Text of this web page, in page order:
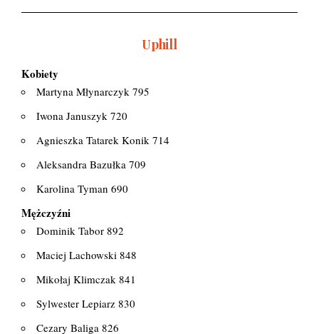
Uphill
Kobiety
Martyna Młynarczyk 795
Iwona Januszyk 720
Agnieszka Tatarek Konik 714
Aleksandra Bazułka 709
Karolina Tyman 690
Mężczyźni
Dominik Tabor 892
Maciej Lachowski 848
Mikołaj Klimczak 841
Sylwester Lepiarz 830
Cezary Baliga 826